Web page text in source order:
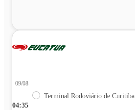
04:35
09/08
Terminal Rodoviário de Curitiba